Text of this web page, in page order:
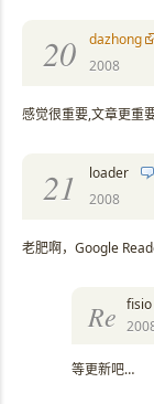
20
dazhong
2008
感觉很重要,文章更重
21
loader
2008
老肥啊，Google
Re fisio
等更新吧…